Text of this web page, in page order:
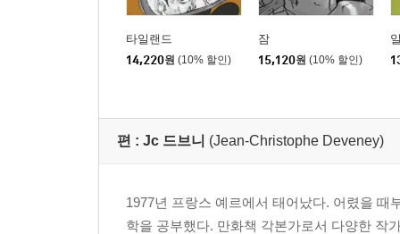
타일랜드
14,220원 (10% 할인)
잠
15,120원 (10% 할인)
편 : Jc 드브니 (Jean-Christophe Deveney)
1977년 프랑스 예르에서 태어났다. 어렸을
학을 공부했다. 만화책 각본가로서 다양한 작